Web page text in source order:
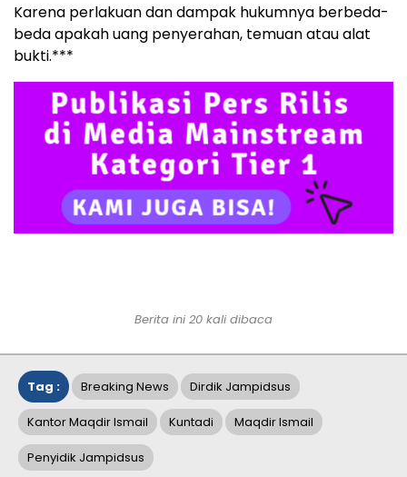
Karena perlakuan dan dampak hukumnya berbeda-
beda apakah uang penyerahan, temuan atau alat
bukti.***
Berita ini 20 kali dibaca
Tag : Breaking News Dirdik Jampidsus
Kantor Maqdir Ismail Kuntadi Maqdir Ismail
Penyidik Jampidsus